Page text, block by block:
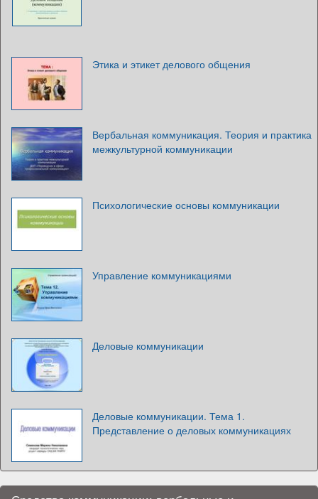
Этика и этикет делового общения
Вербальная коммуникация. Теория и практика
межкультурной коммуникации
Психологические основы коммуникации
Управление коммуникациями
Деловые коммуникации
Деловые коммуникации. Тема 1.
Представление о деловых коммуникациях